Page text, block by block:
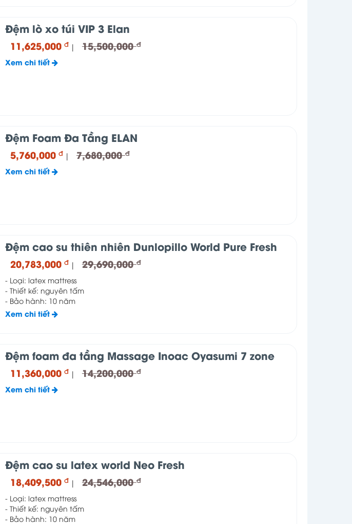
Đệm lò xo túi VIP 3 Elan
11,625,000 đ | 15,500,000đ
Xem chi tiết
Đệm Foam Đa Tầng ELAN
5,760,000 đ | 7,680,000đ
Xem chi tiết
Đệm cao su thiên nhiên Dunlopillo World Pure Fresh
20,783,000 đ | 29,690,000đ
- Loại: latex mattress
- Thiết kế: nguyên tấm
- Bảo hành: 10 năm
Xem chi tiết
Đệm foam đa tầng Massage Inoac Oyasumi 7 zone
11,360,000 đ | 14,200,000đ
Xem chi tiết
Đệm cao su latex world Neo Fresh
18,409,500 đ | 24,546,000đ
- Loại: latex mattress
- Thiết kế: nguyên tấm
- Bảo hành: 10 năm